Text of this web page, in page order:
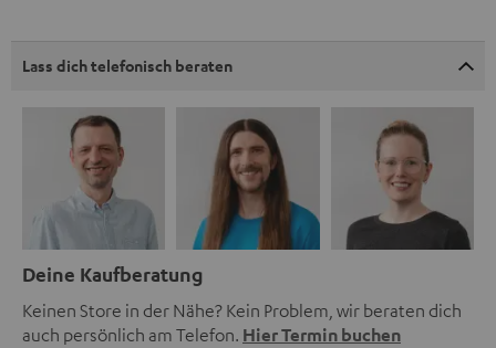
Lass dich telefonisch beraten
Deine Kaufberatung
Keinen Store in der Nähe? Kein Problem, wir beraten dich
auch persönlich am Telefon. Hier Termin buchen